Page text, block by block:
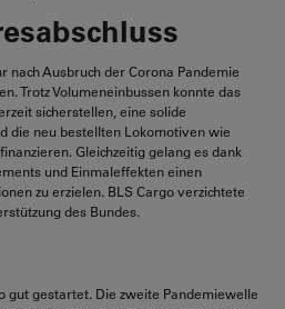
nach Ausbruch der Corona Pandemie
Trotz Volumeneinbussen konnte das
sicherstellen, eine solide
die neu bestellten Lokomotiven wie
Gleichzeitig gelang es dank
und Einmaleffekten einen
zu erzielen. BLS Cargo verzichtete
des Bundes.
gut gestartet. Die zweite Pandemiewelle